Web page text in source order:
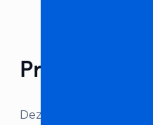
Product
Deze banner met